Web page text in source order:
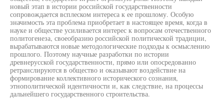
новый этап в истории российской государственности
сопровождается всплеском интереса к ее прошлому. Особую
значимость эта проблема приобретает в настоящее время, когда в
науке и обществе усиливается интерес к вопросам отечественного
политогенеза, своеобразию российской политической традиции,
вырабатываются новые методологические подходы к осмыслению
прошлого. Поэтому научные разработки по истории
древнерусской государственности, прямо или опосредованно
ретранслируются в общество и оказывают воздействие на
формирование коллективного исторического сознания,
этнополитической идентичности и, как следствие, на процессы
дальнейшего государственного строительства.